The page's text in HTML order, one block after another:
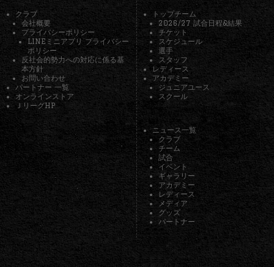
クラブ
会社概要
プライバシーポリシー
LINEミニアプリ プライバシー
ポリシー
反社会的勢力への対応に係る基
本方針
お問い合わせ
パートナー 一覧
オンラインストア
ＪリーグHP
トップチーム
2026/27 試合日程&結果
チケット
スケジュール
選手
スタッフ
レディース
アカデミー
ジュニアユース
スクール
ニュース一覧
クラブ
チーム
試合
イベント
ギャラリー
アカデミー
レディース
メディア
グッズ
パートナー